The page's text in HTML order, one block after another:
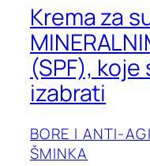
Krema za
(SPF),
izabrati
BORE I ANTI-
ŠMINKA